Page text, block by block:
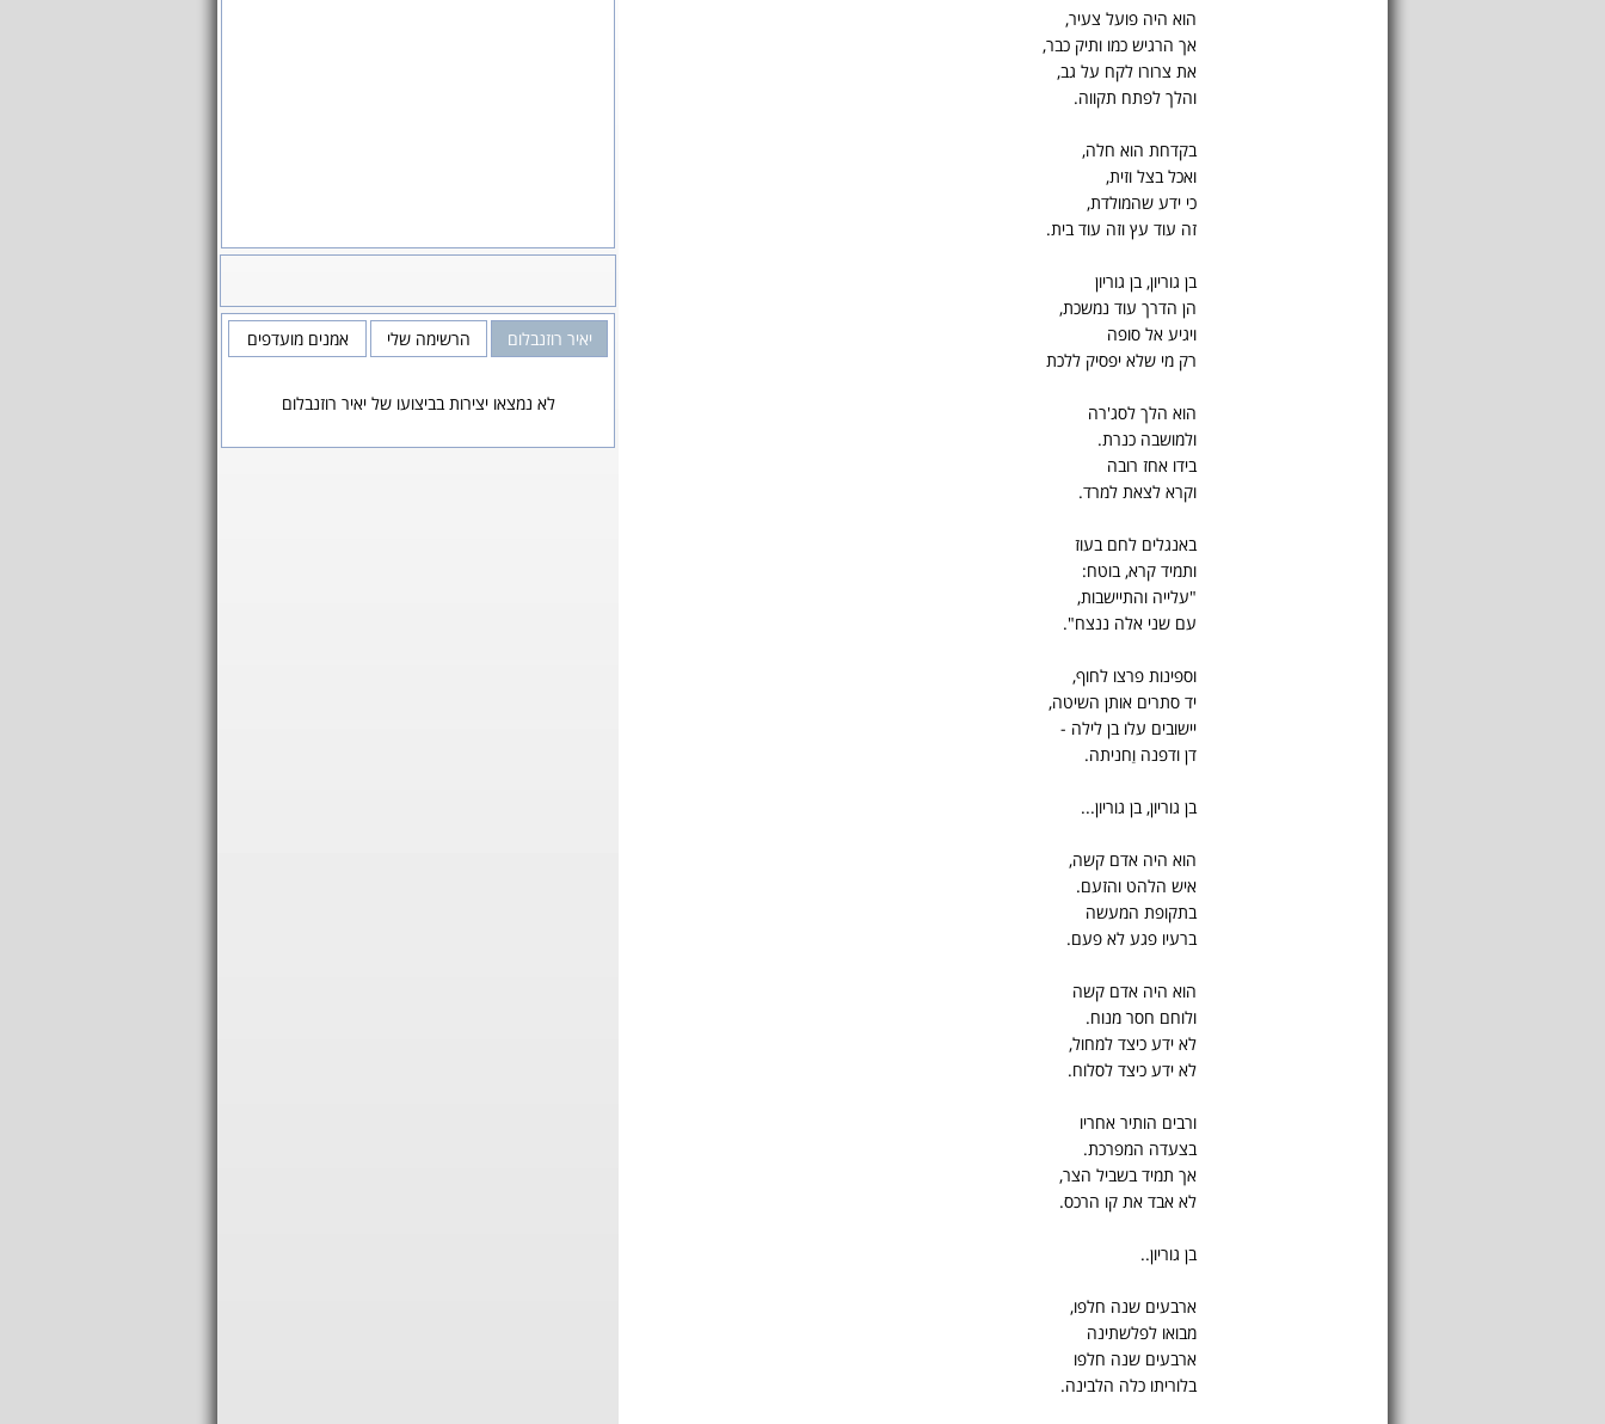
הוא היה פועל צעיר,
אך הרגיש כמו ותיק כבר,
את צרורו לקח על גב,
והלך לפתח תקווה.
בקדחת הוא חלה,
ואכל בצל וזית,
כי ידע שהמולדת,
זה עוד עץ וזה עוד בית.
בן גוריון, בן גוריון
הן הדרך עוד נמשכת,
ויגיע אל סופה
רק מי שלא יפסיק ללכת
הוא הלך לסג'רה
ולמושבה כנרת.
בידו אחז רובה
וקרא לצאת למרד.
באנגלים לחם בעוז
ותמיד קרא, בוטח:
"עלייה והתיישבות,
עם שני אלה ננצח".
וספינות פרצו לחוף,
יד סתרים אותן השיטה,
יישובים עלו בן לילה -
דן ודפנה וַחניתה.
בן גוריון, בן גוריון...
הוא היה אדם קשה,
איש הלהט והזעם.
בתקופת המעשה
ברעיו פגע לא פעם.
הוא היה אדם קשה
ולוחם חסר מנוח.
לא ידע כיצד למחול,
לא ידע כיצד לסלוח.
ורבים הותיר אחריו
בצעדה המפרכת.
אך תמיד בשביל הצר,
לא אבד את קו הרכס.
בן גוריון..
ארבעים שנה חלפו,
מבואו לפלשתינה
ארבעים שנה חלפו
בלוריתו כלה הלבינה.
יאיר רוזנבלום הרשימה שלי אמנים מועדפים
לא נמצאו יצירות בביצועו של יאיר רוזנבלום